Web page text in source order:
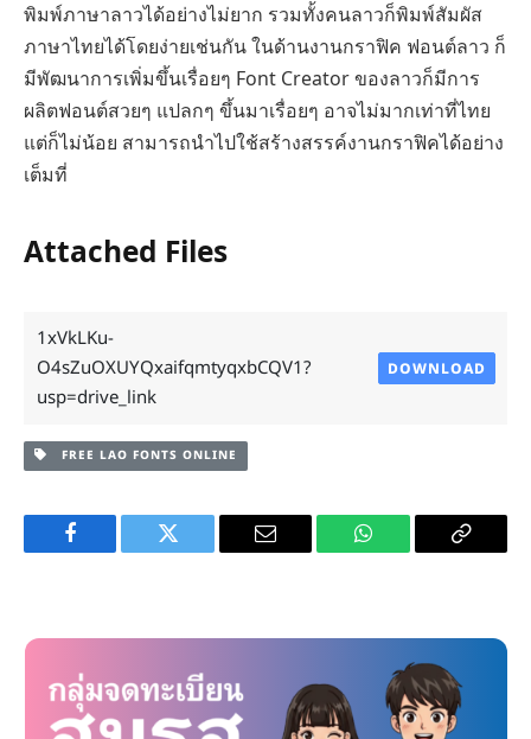
พิมพ์ภาษาลาวได้อย่างไม่ยาก รวมทั้งคนลาวก็พิมพ์สัมผัส
ภาษาไทยได้โดยง่ายเช่นกัน ในด้านงานกราฟิค ฟอนต์ลาว ก็
มีพัฒนาการเพิ่มขึ้นเรื่อยๆ Font Creator ของลาวก็มีการ
ผลิตฟอนต์สวยๆ แปลกๆ ขึ้นมาเรื่อยๆ อาจไม่มากเท่าที่ไทย
แต่ก็ไม่น้อย สามารถนำไปใช้สร้างสรรค์งานกราฟิคได้อย่าง
เต็มที่
Attached Files
1xVkLKu-
O4sZuOXUYQxaifqmtyqxbCQV1?
usp=drive_link
DOWNLOAD
FREE LAO FONTS ONLINE
Facebook Twitter Email WhatsApp Copy